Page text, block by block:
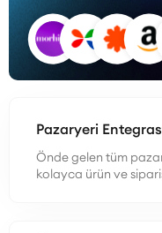
Pazaryeri
Önde gelen tüm
kolayca ürün ve